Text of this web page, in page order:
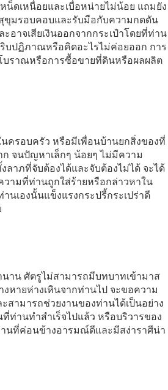
น็ดเหนื่อยและเบื่อหน่ายไม่น้อย แถมยัง
ขุมรอบคอบและรับมือกับความกดดัน
าจเสียเงินออกจากกระเป๋าโดยที่ท่าน
ริบปฏิภาณหรือคิดอะไรไม่ค่อยออก การ
บราณหรือการซื้อขายที่ดินหรือผลผลิต
ครอบครัว หรือมีเพื่อนบ้านยกสิ่งของที่
จนปัญหาเล็กๆ น้อยๆ ไม่มีความ
ลาภที่จับต้องได้และจับต้องไม่ได้ จะได้
วามที่ท่านถูกใส่ร้ายหรือกล่าวหาใน
นเองนั้นแข็งแรงกระปรี้กระเปร่าดี
าน ศัตรูไม่สามารถมีบทบาทเข้ามาส
หายห่างเหินจากท่านไป จะขอความ
สามารถช่วยงานของท่านได้เป็นอย่าง
ท่านทำสำเร็จไปแล้ว หรือบริวารของ
านที่ค่อนข้างอารมณ์ดีและมีสง่าราศีน่า